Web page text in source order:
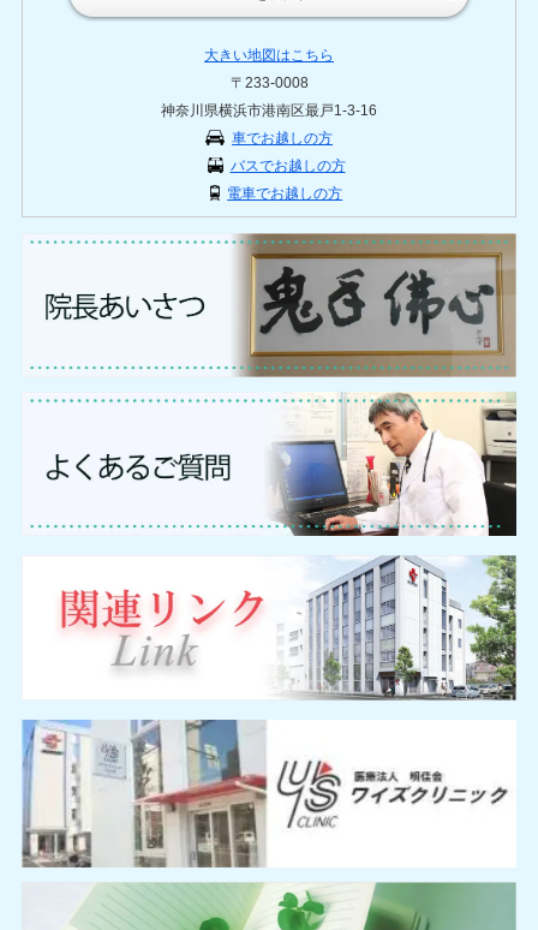
大きい地図はこちら
〒233-0008
神奈川県横浜市港南区最戸1-3-16
車でお越しの方
バスでお越しの方
電車でお越しの方